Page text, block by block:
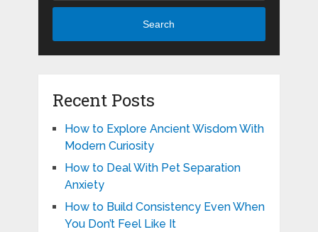
Search
Recent Posts
How to Explore Ancient Wisdom With
Modern Curiosity
How to Deal With Pet Separation
Anxiety
How to Build Consistency Even When
You Don’t Feel Like It